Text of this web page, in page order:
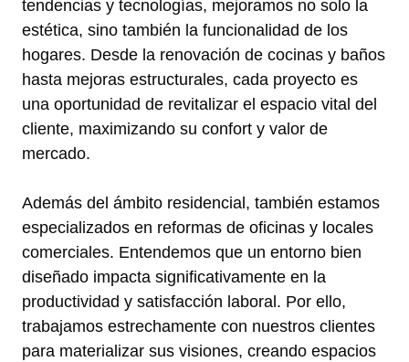
tendencias y tecnologías, mejoramos no solo la
estética, sino también la funcionalidad de los
hogares. Desde la renovación de cocinas y baños
hasta mejoras estructurales, cada proyecto es
una oportunidad de revitalizar el espacio vital del
cliente, maximizando su confort y valor de
mercado.
Además del ámbito residencial, también estamos
especializados en reformas de oficinas y locales
comerciales. Entendemos que un entorno bien
diseñado impacta significativamente en la
productividad y satisfacción laboral. Por ello,
trabajamos estrechamente con nuestros clientes
para materializar sus visiones, creando espacios